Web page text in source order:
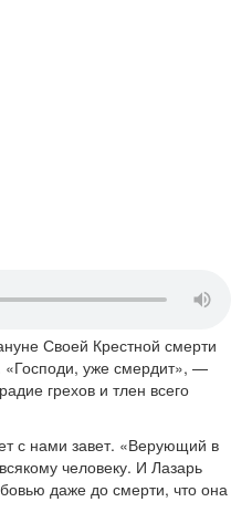
Своей Крестной смерти
«Господи, уже смердит», —
грехов и тлен всего
с нами завет. «Верующий в
человеку. И Лазарь
даже до смерти, что она